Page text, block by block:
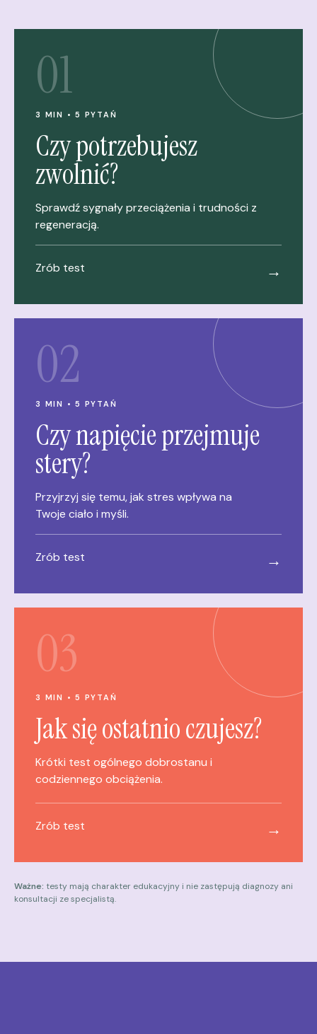
01
3 MIN • 5 PYTAŃ
Czy potrzebujesz
zwolnić?
Sprawdź sygnały przeciążenia i trudności z
regeneracją.
Zrób test →
02
3 MIN • 5 PYTAŃ
Czy napięcie przejmuje
stery?
Przyjrzyj się temu, jak stres wpływa na
Twoje ciało i myśli.
Zrób test →
03
3 MIN • 5 PYTAŃ
Jak się ostatnio czujesz?
Krótki test ogólnego dobrostanu i
codziennego obciążenia.
Zrób test →
Ważne: testy mają charakter edukacyjny i nie zastępują diagnozy ani
konsultacji ze specjalistą.